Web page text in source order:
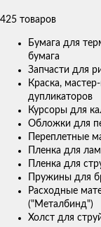
425 товаров
Бумага для
бумага
Запчасти для
Краска,
дупликаторов
Курсоры для
Обложки для
Переплетные
Пленка для
Пленка для
Пружины для
Расходные
("Металбинд")
Холст для